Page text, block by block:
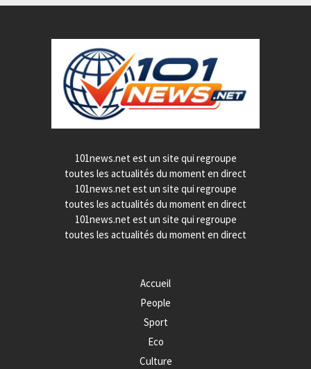
101news.net est un site qui regroupe
toutes les actualités du moment en direct
101news.net est un site qui regroupe
toutes les actualités du moment en direct
101news.net est un site qui regroupe
toutes les actualités du moment en direct
Accueil
People
Sport
Eco
Culture